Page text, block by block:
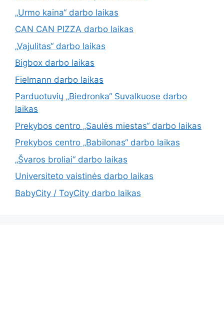
„Urmo kaina“ darbo laikas
CAN CAN PIZZA darbo laikas
„Vajulitas“ darbo laikas
Bigbox darbo laikas
Fielmann darbo laikas
Parduotuvių „Biedronka“ Suvalkuose darbo
laikas
Prekybos centro „Saulės miestas“ darbo laikas
Prekybos centro „Babilonas“ darbo laikas
„Švaros broliai“ darbo laikas
Universiteto vaistinės darbo laikas
BabyCity / ToyCity darbo laikas